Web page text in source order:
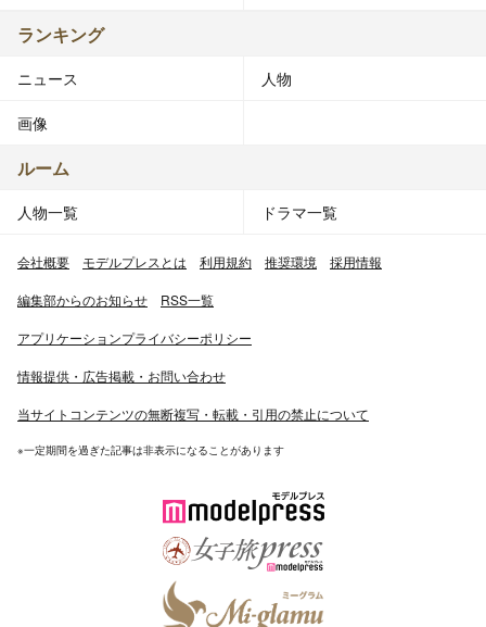
ランキング
ニュース 人物
画像
ルーム
人物一覧 ドラマ一覧
会社概要 モデルプレスとは 利用規約 推奨環境 採用情報
編集部からのお知らせ RSS一覧
アプリケーションプライバシーポリシー
情報提供・広告掲載・お問い合わせ
当サイトコンテンツの無断複写・転載・引用の禁止について
※一定期間を過ぎた記事は非表示になることがあります